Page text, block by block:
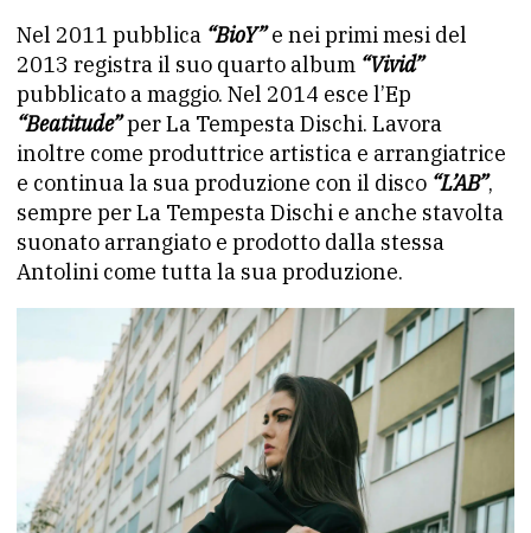
Nel 2011 pubblica “BioY” e nei primi mesi del
2013 registra il suo quarto album “Vivid”
pubblicato a maggio. Nel 2014 esce l’Ep
“Beatitude”per La Tempesta Dischi. Lavora
inoltre come produttrice artistica e arrangiatrice
e continua la sua produzione con il disco “L’AB”,
sempre per La Tempesta Dischi e anche stavolta
suonato arrangiato e prodotto dalla stessa
Antolini come tutta la sua produzione.